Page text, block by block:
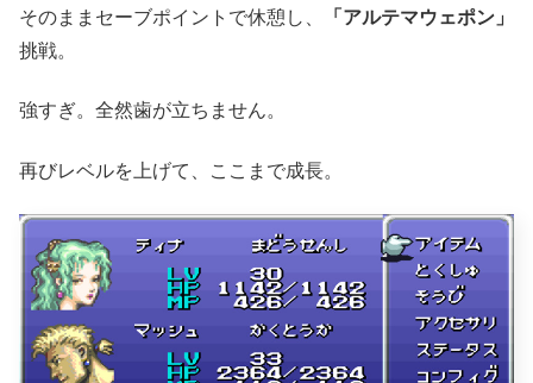
そのままセーブポイントで休憩し、
「アルテマウェポン」
挑戦。
強すぎ。全然歯が立ちません。
再びレベルを上げて、ここまで成長。